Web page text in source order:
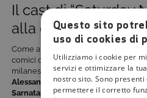
Il cast di “Saturday
alla guida di 7
Come abbiamo anticipato, sarà
comici del “Saturday Night Live”.
milanese, uncast fissocomposto da
Alessandro Betti,Mirko Dahrar,
Sarnataro
I TrejolieeMarta Zoboli
Questo sito
uso di cookies di
Utilizziamo i cookie per
servizi e ottimizzare la
nostro sito. Sono
permettere il corretto